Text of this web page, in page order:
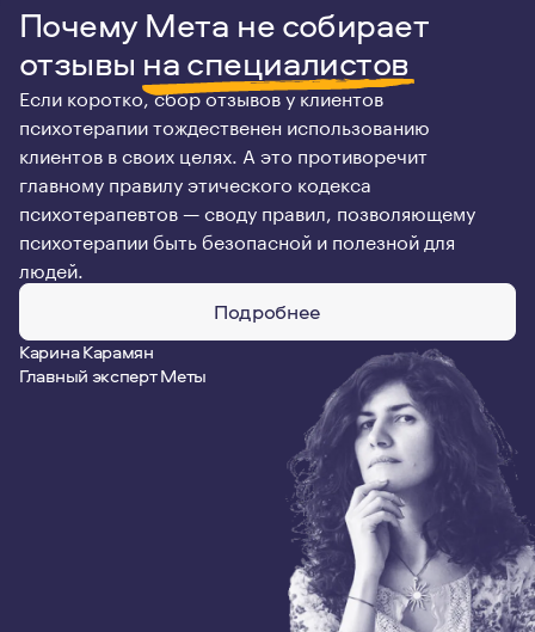
Почему Мета не собирает
отзывы на специалистов
Если коротко, сбор отзывов у клиентов
психотерапии тождественен использованию
клиентов в своих целях. А это противоречит
главному правилу этического кодекса
психотерапевтов — своду правил, позволяющему
психотерапии быть безопасной и полезной для
людей.
Подробнее
Карина Карамян
Главный эксперт Меты